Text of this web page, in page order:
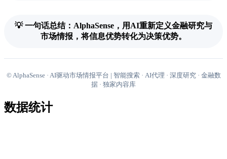
💡 一句话总结：AlphaSense，用AI重新定义金融研究与
市场情报，将信息优势转化为决策优势。
© AlphaSense · AI驱动市场情报平台 | 智能搜索 · AI代理 · 深度研究 · 金融数
据 · 独家内容库
数据统计